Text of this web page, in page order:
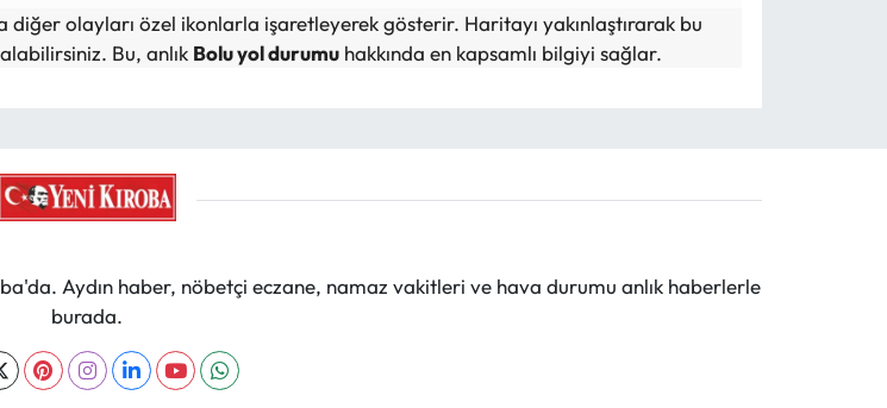
diğer olayları özel ikonlarla işaretleyerek gösterir. Haritayı yakınlaştırarak bu
Bu, anlık Bolu yol durumuhakkında en kapsamlı bilgiyi sağlar.
Aydın haber, nöbetçi eczane, namaz vakitleri ve hava durumu anlık haberlerle
burada.